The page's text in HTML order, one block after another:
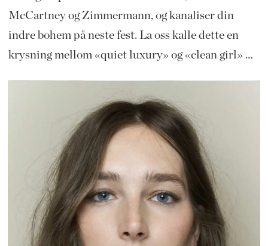
McCartney og Zimmermann, og kanaliser din
indre bohem på neste fest. La oss kalle dette en
krysning mellom «quiet luxury» og «clean girl» …